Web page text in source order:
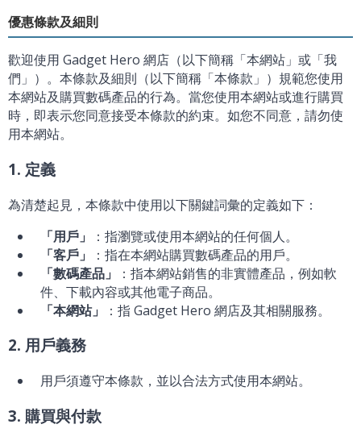
優惠條款及細則
歡迎使用 Gadget Hero 網店（以下簡稱「本網站」或「我
們」）。本條款及細則（以下簡稱「本條款」）規範您使用
本網站及購買數碼產品的行為。當您使用本網站或進行購買
時，即表示您同意接受本條款的約束。如您不同意，請勿使
用本網站。
1. 定義
為清楚起見，本條款中使用以下關鍵詞彙的定義如下：
「用戶」
：指瀏覽或使用本網站的任何個人。
「客戶」
：指在本網站購買數碼產品的用戶。
「數碼產品」
：指本網站銷售的非實體產品，例如軟
件、下載內容或其他電子商品。
「本網站」
：指 Gadget Hero 網店及其相關服務。
2. 用戶義務
用戶須遵守本條款，並以合法方式使用本網站。
3. 購買與付款